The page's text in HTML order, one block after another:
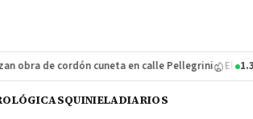
de cordón cuneta en calle Pellegrini El
QUINIELADIARIOS